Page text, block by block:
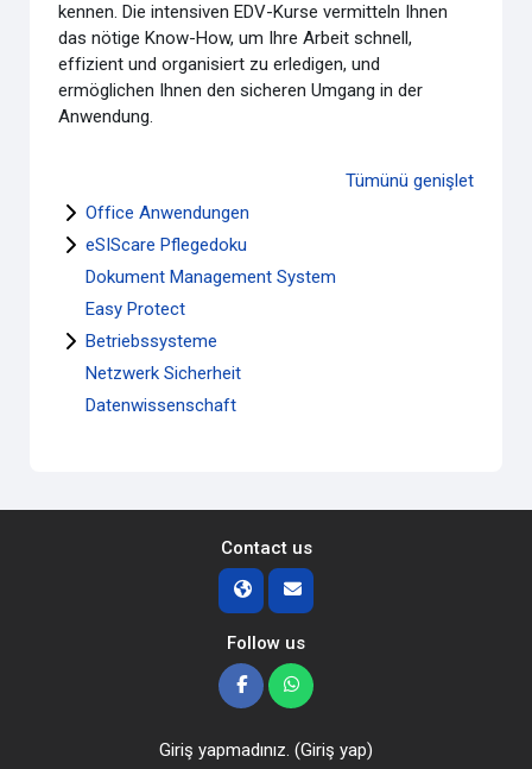
kennen. Die intensiven EDV-Kurse vermitteln Ihnen
das nötige Know-How, um Ihre Arbeit schnell,
effizient und organisiert zu erledigen, und
ermöglichen Ihnen den sicheren Umgang in der
Anwendung.
Tümünü genişlet
Office Anwendungen
eSIScare Pflegedoku
Dokument Management System
Easy Protect
Betriebssysteme
Netzwerk Sicherheit
Datenwissenschaft
Contact us
Follow us
Giriş yapmadınız. (Giriş yap)